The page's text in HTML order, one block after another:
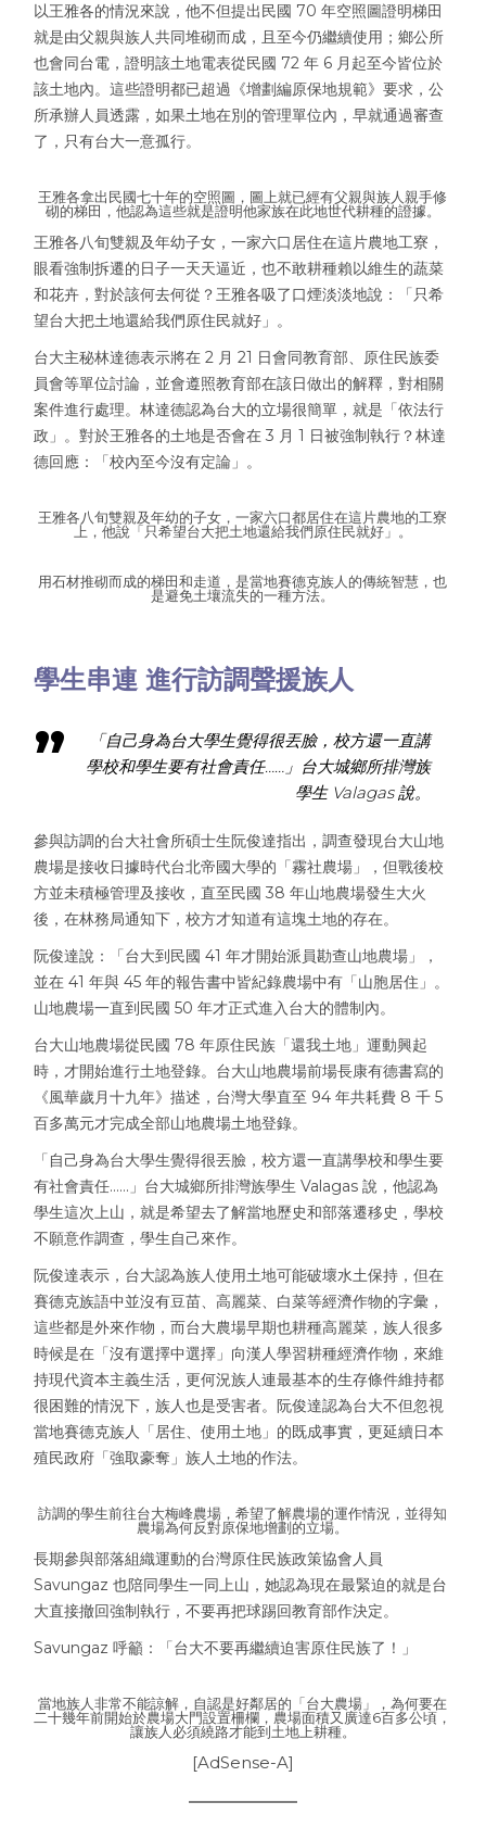
以王雅各的情況來說，他不但提出民國 70 年空照圖證明梯田
就是由父親與族人共同堆砌而成，且至今仍繼續使用；鄉公所
也會同台電，證明該土地電表從民國 72 年 6 月起至今皆位於
該土地內。這些證明都已超過《增劃編原保地規範》要求，公
所承辦人員透露，如果土地在別的管理單位內，早就通過審查
了，只有台大一意孤行。
王雅各拿出民國七十年的空照圖，圖上就已經有父親與族人親手修
砌的梯田，他認為這些就是證明他家族在此地世代耕種的證據。
王雅各八旬雙親及年幼子女，一家六口居住在這片農地工寮，
眼看強制拆遷的日子一天天逼近，也不敢耕種賴以維生的蔬菜
和花卉，對於該何去何從？王雅各吸了口煙淡淡地說：「只希
望台大把土地還給我們原住民就好」。
台大主秘林達德表示將在 2 月 21 日會同教育部、原住民族委
員會等單位討論，並會遵照教育部在該日做出的解釋，對相關
案件進行處理。林達德認為台大的立場很簡單，就是「依法行
政」。對於王雅各的土地是否會在 3 月 1 日被強制執行？林達
德回應：「校內至今沒有定論」。
王雅各八旬雙親及年幼的子女，一家六口都居住在這片農地的工寮
上，他說「只希望台大把土地還給我們原住民就好」。
用石材推砌而成的梯田和走道，是當地賽德克族人的傳統智慧，也
是避免土壤流失的一種方法。
學生串連 進行訪調聲援族人
「自己身為台大學生覺得很丟臉，校方還一直講
學校和學生要有社會責任……」台大城鄉所排灣族
學生 Valagas 說。
參與訪調的台大社會所碩士生阮俊達指出，調查發現台大山地
農場是接收日據時代台北帝國大學的「霧社農場」，但戰後校
方並未積極管理及接收，直至民國 38 年山地農場發生大火
後，在林務局通知下，校方才知道有這塊土地的存在。
阮俊達說：「台大到民國 41 年才開始派員勘查山地農場」，
並在 41 年與 45 年的報告書中皆紀錄農場中有「山胞居住」。
山地農場一直到民國 50 年才正式進入台大的體制內。
台大山地農場從民國 78 年原住民族「還我土地」運動興起
時，才開始進行土地登錄。台大山地農場前場長康有德書寫的
《風華歲月十九年》描述，台灣大學直至 94 年共耗費 8 千 5
百多萬元才完成全部山地農場土地登錄。
「自己身為台大學生覺得很丟臉，校方還一直講學校和學生要
有社會責任……」台大城鄉所排灣族學生 Valagas 說，他認為
學生這次上山，就是希望去了解當地歷史和部落遷移史，學校
不願意作調查，學生自己來作。
阮俊達表示，台大認為族人使用土地可能破壞水土保持，但在
賽德克族語中並沒有豆苗、高麗菜、白菜等經濟作物的字彙，
這些都是外來作物，而台大農場早期也耕種高麗菜，族人很多
時候是在「沒有選擇中選擇」向漢人學習耕種經濟作物，來維
持現代資本主義生活，更何況族人連最基本的生存條件維持都
很困難的情況下，族人也是受害者。阮俊達認為台大不但忽視
當地賽德克族人「居住、使用土地」的既成事實，更延續日本
殖民政府「強取豪奪」族人土地的作法。
訪調的學生前往台大梅峰農場，希望了解農場的運作情況，並得知
農場為何反對原保地增劃的立場。
長期參與部落組織運動的台灣原住民族政策協會人員
Savungaz 也陪同學生一同上山，她認為現在最緊迫的就是台
大直接撤回強制執行，不要再把球踢回教育部作決定。
Savungaz 呼籲：「台大不要再繼續迫害原住民族了！」
當地族人非常不能諒解，自認是好鄰居的「台大農場」，為何要在
二十幾年前開始於農場大門設置柵欄，農場面積又廣達6百多公頃，
讓族人必須繞路才能到土地上耕種。
[AdSense-A]